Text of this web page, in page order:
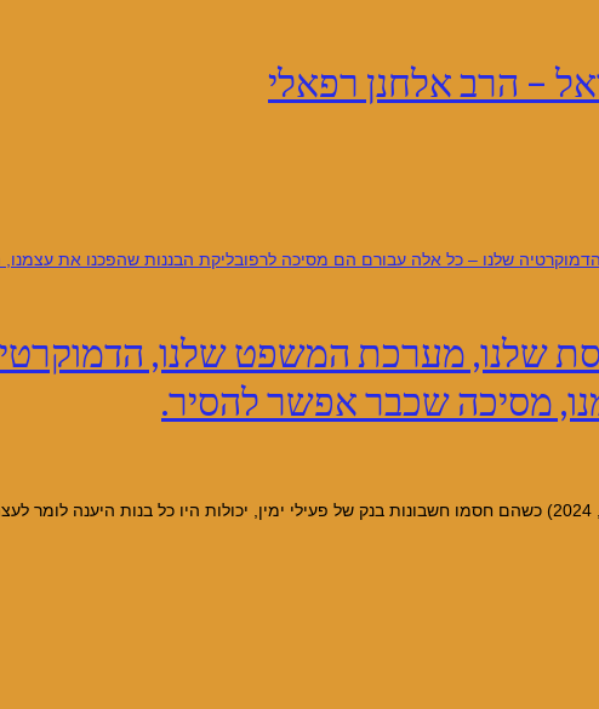
– הרב אלחנן רפאלי
שלנו, מערכת המשפט שלנו,
מסיכה שכבר אפשר להסיר.
ארה”ב חוסמת חשבונות בנק ישראליים כ״ב בניסן ה׳תשפ״ד (אפריל 30, 2024) כשהם חסמו חשבונות בנק של פעילי